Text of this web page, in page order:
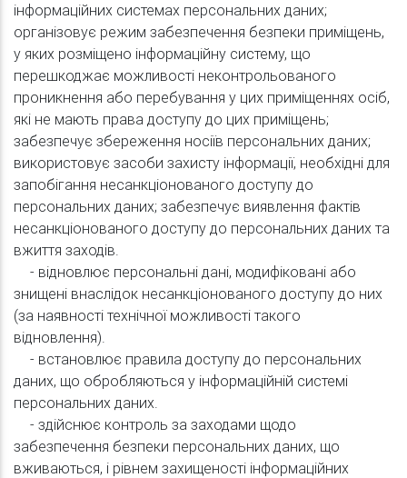
інформаційних системах персональних даних;
організовує режим забезпечення безпеки приміщень,
у яких розміщено інформаційну систему, що
перешкоджає можливості неконтрольованого
проникнення або перебування у цих приміщеннях осіб,
які не мають права доступу до цих приміщень;
забезпечує збереження носіїв персональних даних;
використовує засоби захисту інформації, необхідні для
запобігання несанкціонованого доступу до
персональних даних; забезпечує виявлення фактів
несанкціонованого доступу до персональних даних та
вжиття заходів.
- відновлює персональні дані, модифіковані або
знищені внаслідок несанкціонованого доступу до них
(за наявності технічної можливості такого
відновлення).
- встановлює правила доступу до персональних
даних, що обробляються у інформаційній системі
персональних даних.
- здійснює контроль за заходами щодо
забезпечення безпеки персональних даних, що
вживаються, і рівнем захищеності інформаційних